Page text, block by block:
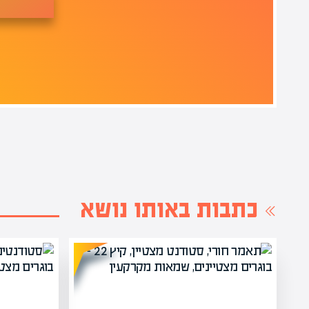
כתבות באותו נושא